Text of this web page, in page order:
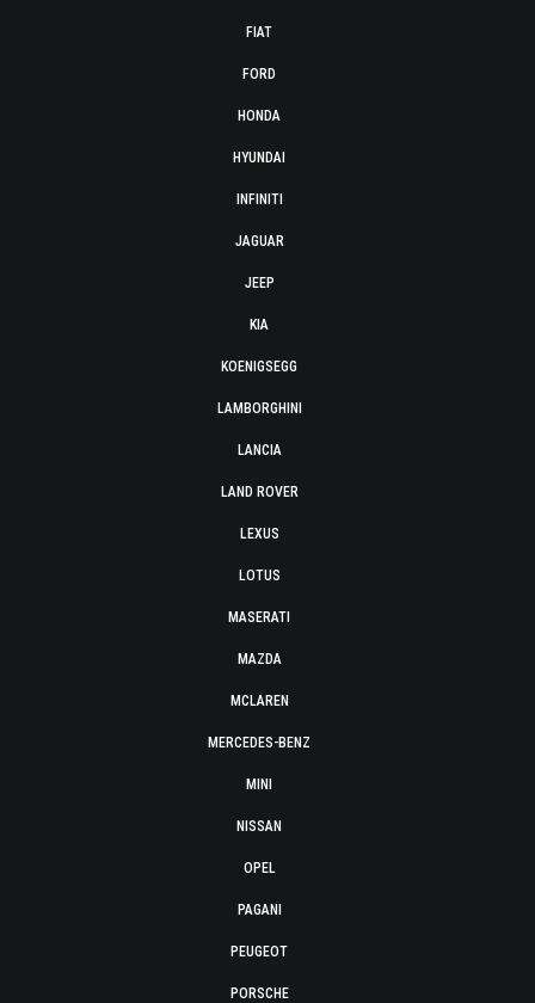
FIAT
FORD
HONDA
HYUNDAI
INFINITI
JAGUAR
JEEP
KIA
KOENIGSEGG
LAMBORGHINI
LANCIA
LAND ROVER
LEXUS
LOTUS
MASERATI
MAZDA
MCLAREN
MERCEDES-BENZ
MINI
NISSAN
OPEL
PAGANI
PEUGEOT
PORSCHE